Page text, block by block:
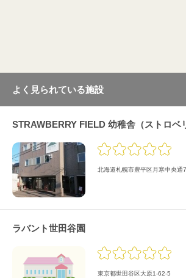
よく見られている施設
STRAWBERRY FIELD 幼稚舎（ストロベ
北海道札幌市豊平区月寒中央通
ラバント世田谷園
東京都世田谷区大原1-62-5